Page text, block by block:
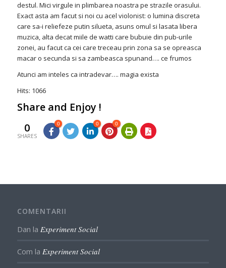
destul. Mici virgule in plimbarea noastra pe strazile orasului.
Exact asta am facut si noi cu acel violonist: o lumina discreta
care sa-i reliefeze putin silueta, asuns omul si lasata libera
muzica, alta decat miile de watti care bubuie din pub-urile
zonei, au facut ca cei care treceau prin zona sa se opreasca
macar o secunda si sa zambeasca spunand…. ce frumos
Atunci am inteles ca intradevar…. magia exista
Hits: 1066
Share and Enjoy !
0
SHARES
0 0 0
COMENTARII
Dan la Experiment Social
Com la Experiment Social